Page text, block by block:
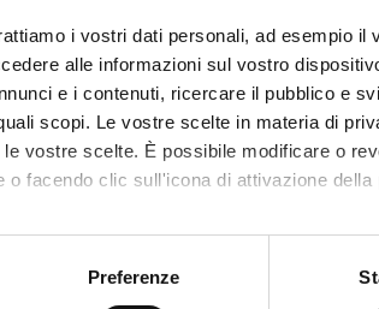
i vostri dati personali, ad esempio il
alle informazioni sul vostro
e i contenuti, ricercare il pubblico e
scopi. Le vostre scelte in materia di
vostre scelte. È possibile modificare o
o facendo clic sull'icona di attivazione della
anche:
sulla tua posizione geografica, con
Preferenze
Componente
Componente
Componente